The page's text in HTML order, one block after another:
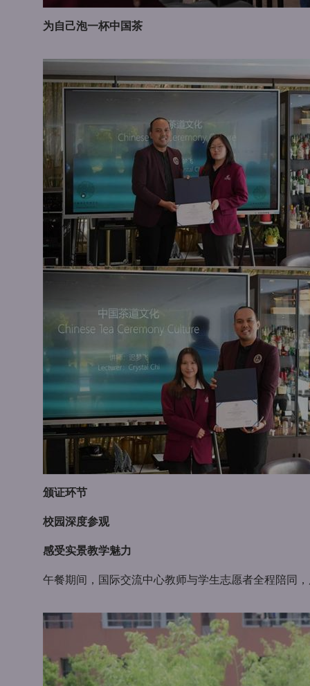
为自己泡一杯中国茶
颁证环节
校园深度参观
感受实景教学魅力
午餐期间，国际交流中心教师与学生志愿者全程陪同